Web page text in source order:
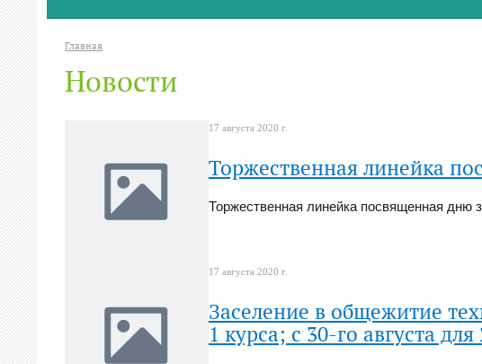
Главная
Новости
17 августа 2020 г.
Торжественная линейка
Торжественная линейка посвященная дню
17 августа 2020 г.
Заселение в общежитие
1 курса; с 30-го августа